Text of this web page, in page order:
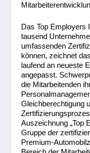
Das Top Employers
tausend
umfassenden
können, zeichnet
laufend an neueste
angepasst.
die Mitarbeitenden
Gleichberechtigung
Auszeichnung „Top
Gruppe der
Premium-